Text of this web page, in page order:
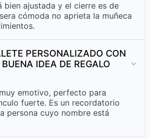
bien ajustada y el cierre es de
cómoda no aprieta la muñeca
PERSONALIZADO CON
IDEA DE REGALO
emotivo, perfecto para
fuerte. Es un recordatorio
persona cuyo nombre está